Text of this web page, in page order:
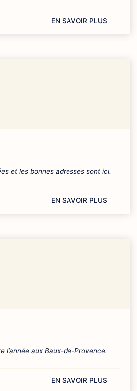
EN SAVOIR PLUS
et les bonnes adresses sont ici.
EN SAVOIR PLUS
l’année aux Baux-de-Provence.
EN SAVOIR PLUS